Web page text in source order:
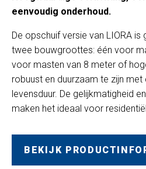
eenvoudig onderhoud.
De opschuif versie van LIORA
twee bouwgroottes: één voor
voor masten van 8 meter of
robuust en duurzaam te zijn
levensduur. De gelijkmatigheid
maken het ideaal voor
BEKIJK